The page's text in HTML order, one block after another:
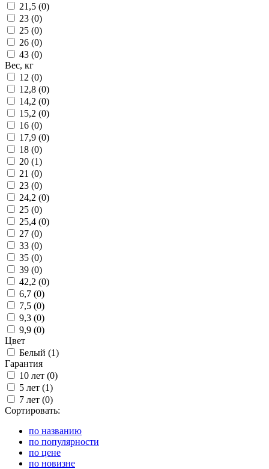
21,5 (0)
23 (0)
25 (0)
26 (0)
43 (0)
Вес, кг
12 (0)
12,8 (0)
14,2 (0)
15,2 (0)
16 (0)
17,9 (0)
18 (0)
20 (1)
21 (0)
23 (0)
24,2 (0)
25 (0)
25,4 (0)
27 (0)
33 (0)
35 (0)
39 (0)
42,2 (0)
6,7 (0)
7,5 (0)
9,3 (0)
9,9 (0)
Цвет
Белый (1)
Гарантия
10 лет (0)
5 лет (1)
7 лет (0)
Сортировать:
по названию
по популярности
по цене
по новизне